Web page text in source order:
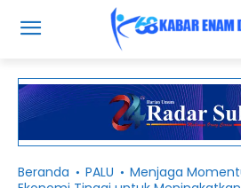
Beranda PALU
Menjaga